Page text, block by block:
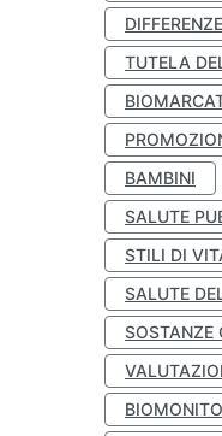
TUTELA
BAMBINI
SALUTE
STILI DI
SALUTE
SOSTANZE